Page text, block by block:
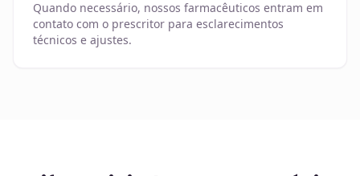
Quando necessário, nossos farmacêuticos entram em
contato com o prescritor para esclarecimentos
técnicos e ajustes.